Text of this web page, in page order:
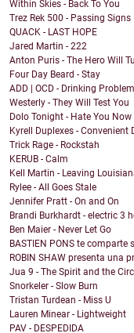
Within Skies - Back To You
Trez Rek 500 - Passing Signs
QUACK - LAST HOPE
Jared Martin - 222
Anton Puris - The Hero Will
Four Day Beard - Stay
ADD | OCD - Drinking Problem
Westerly - They Will Test You
Dolo Tonight - Hate You Now
Kyrell Duplexes - Convenient
Trick Rage - Rockstah
KERUB - Calm
Kell Martin - Leaving
Rylee - All Goes Stale
Jennifer Pratt - On and On
Brandi Burkhardt - electric 3
Ben Maier - Never Let Go
BASTIEN PONS te comparte
ROBIN SHAW presenta una
Jua 9 - The Spirit and the
Snorkeler - Slow Burn
Tristan Turdean - Miss U
Lauren Minear - Lightweight
PAV - DESPEDIDA